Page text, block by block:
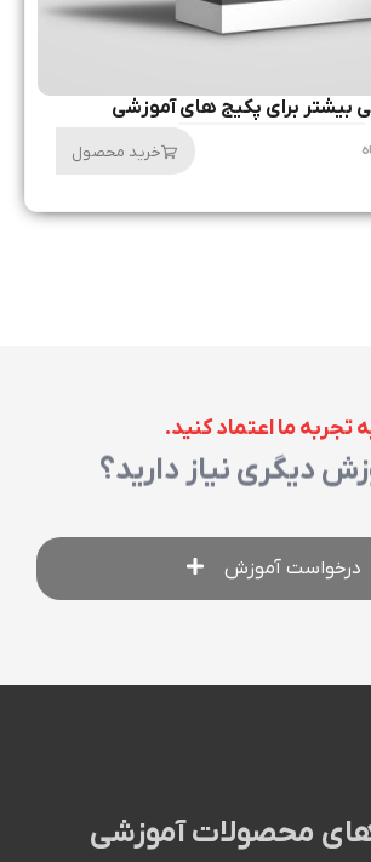
بیشتر برای پکیج های آموزشی
خرید محصول
تجربه ما اعتماد کنید.
دیگری نیاز دارید؟
درخواست آموزش
محصولات آموزشی